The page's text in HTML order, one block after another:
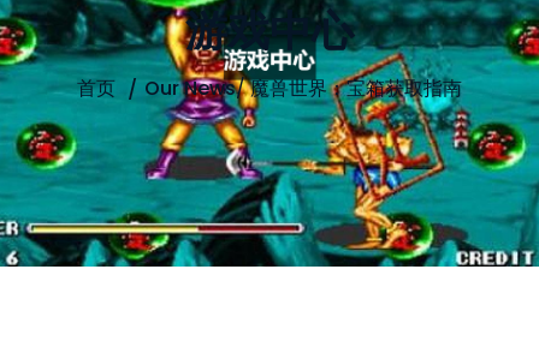
游戏中心
首页 Our News/魔兽世界：宝箱获取指南